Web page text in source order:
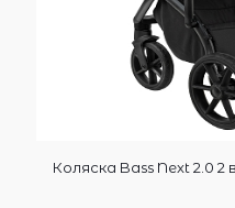
Коляска Bass Next 2.0 2